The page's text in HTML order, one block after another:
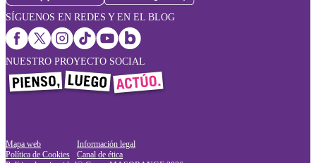
SÍGUENOS EN REDES Y EN EL BLOG
NUESTRO PROYECTO SOCIAL
Mapa web
Política de Cookies
Información legal
Canal de ética